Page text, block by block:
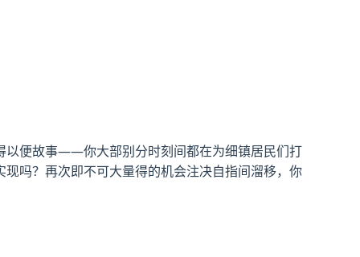
以便故事——你大部别分时刻间都在为细镇居民们打
吗？再次即不可大量得的机会注决自指间溜移，你